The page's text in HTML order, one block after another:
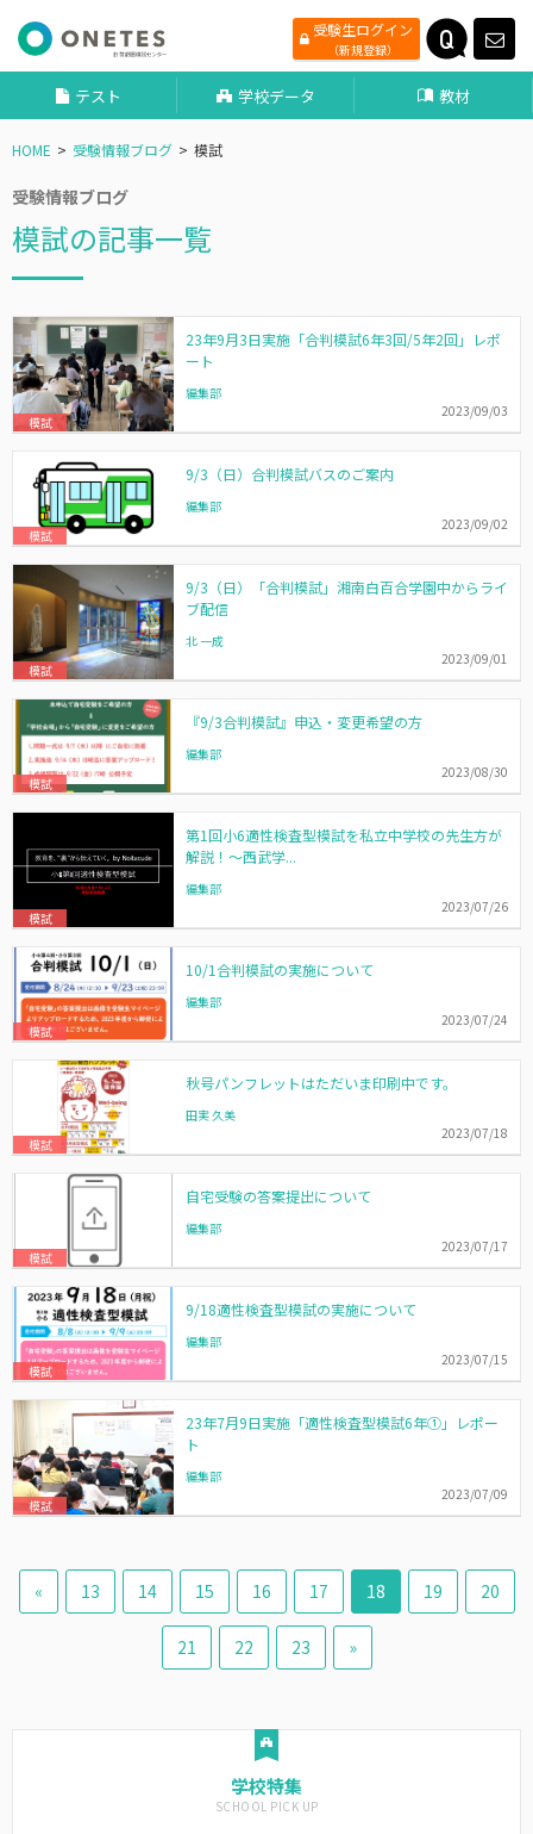
受験生ログイン
（新規登録）
テスト 学校データ 教材
HOME 受験情報ブログ 模試
受験情報ブログ
模試の記事一覧
模試
23年9月3日実施「合判模試6年3回/5年2回」レポ
ート
編集部
2023/09/03
模試
9/3（日）合判模試バスのご案内
編集部
2023/09/02
模試
9/3（日）「合判模試」湘南白百合学園中からライ
ブ配信
北 一成
2023/09/01
模試
『9/3合判模試』申込・変更希望の方
編集部
2023/08/30
模試
第1回小6適性検査型模試を私立中学校の先生方が
解説！～西武学...
編集部
2023/07/26
模試
10/1合判模試の実施について
編集部
2023/07/24
模試
秋号パンフレットはただいま印刷中です。
田実 久美
2023/07/18
模試
自宅受験の答案提出について
編集部
2023/07/17
模試
9/18適性検査型模試の実施について
編集部
2023/07/15
模試
23年7月9日実施「適性検査型模試6年①」レポー
ト
編集部
2023/07/09
« 13 14 15 16 17 18 19 20
21 22 23 »
学校特集